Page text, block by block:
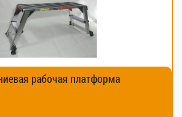
рабочая платформа